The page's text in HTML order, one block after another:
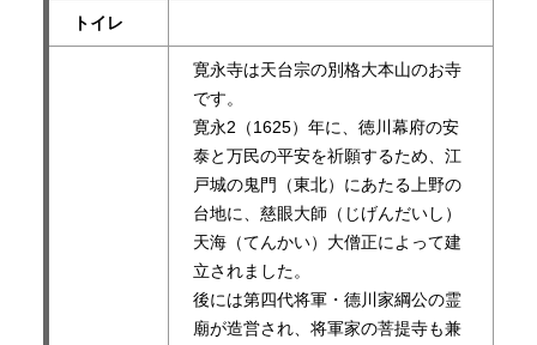
トイレ
寛永寺は天台宗の別格大本山のお寺
です。
寛永2（1625）年に、徳川幕府の安
泰と万民の平安を祈願するため、江
戸城の鬼門（東北）にあたる上野の
台地に、慈眼大師（じげんだいし）
天海（てんかい）大僧正によって建
立されました。
後には第四代将軍・德川家綱公の霊
廟が造営され、将軍家の菩提寺も兼